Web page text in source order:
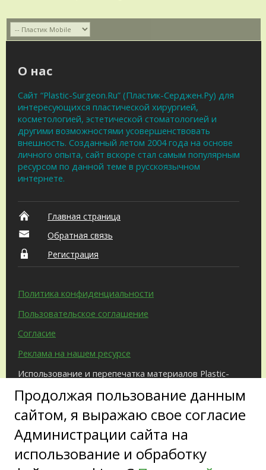
Продолжая пользование данным
сайтом, я выражаю свое согласие
Администрации сайта на
использование и обработку
О нас
Сайт “Plastic-Surgeon.Ru” (Пластик-Серджен.Ру) для
интересующихся пластической хирургией,
косметологией, эстетической стоматологией и
другими возможностями усовершенствовать
внешность. Созданный летом 2004 года на основе
личного опыта, сайт вскоре стал самым популярным
ресурсом по данной теме в русскоязычном
интернете.
Главная страница
Обратная связь
Регистрация
Политика конфиденциальности
Пользовательское соглашение
Согласие
Реклама на нашем ресурсе
Использование и перепечатка материалов Plastic-
разрешения администрации и при наличии
активной ссылки на источник.